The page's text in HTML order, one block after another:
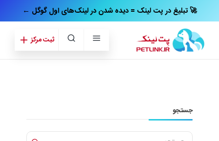
← تبلیغ در پت‌ لینک = دیده شدن در لینک‌های اول گوگل 🚀
ثبت مرکز
جستجو